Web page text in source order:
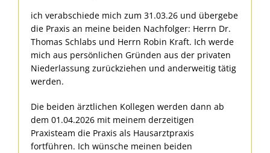
ich verabschiede mich zum 31.03.26 und übergebe
die Praxis an meine beiden Nachfolger: Herrn Dr.
Thomas Schlabs und Herrn Robin Kraft. Ich werde
mich aus persönlichen Gründen aus der privaten
Niederlassung zurückziehen und anderweitig tätig
werden.
Die beiden ärztlichen Kollegen werden dann ab
dem 01.04.2026 mit meinem derzeitigen
Praxisteam die Praxis als Hausarztpraxis
fortführen. Ich wünsche meinen beiden